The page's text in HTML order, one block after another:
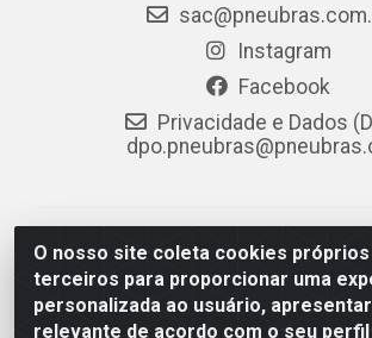
O nosso site coleta cookies próprios
terceiros para proporcionar uma
personalizada ao usuário,
relevante de acordo com o seu
Instagram
Facebook
Privacidade e Dados
PneuBras - Rodovia BR-101, KM 82 -
Jaboatão dos Guararapes/PE - CEP
08.678.386/0001-05 - Pneubras
Ltda